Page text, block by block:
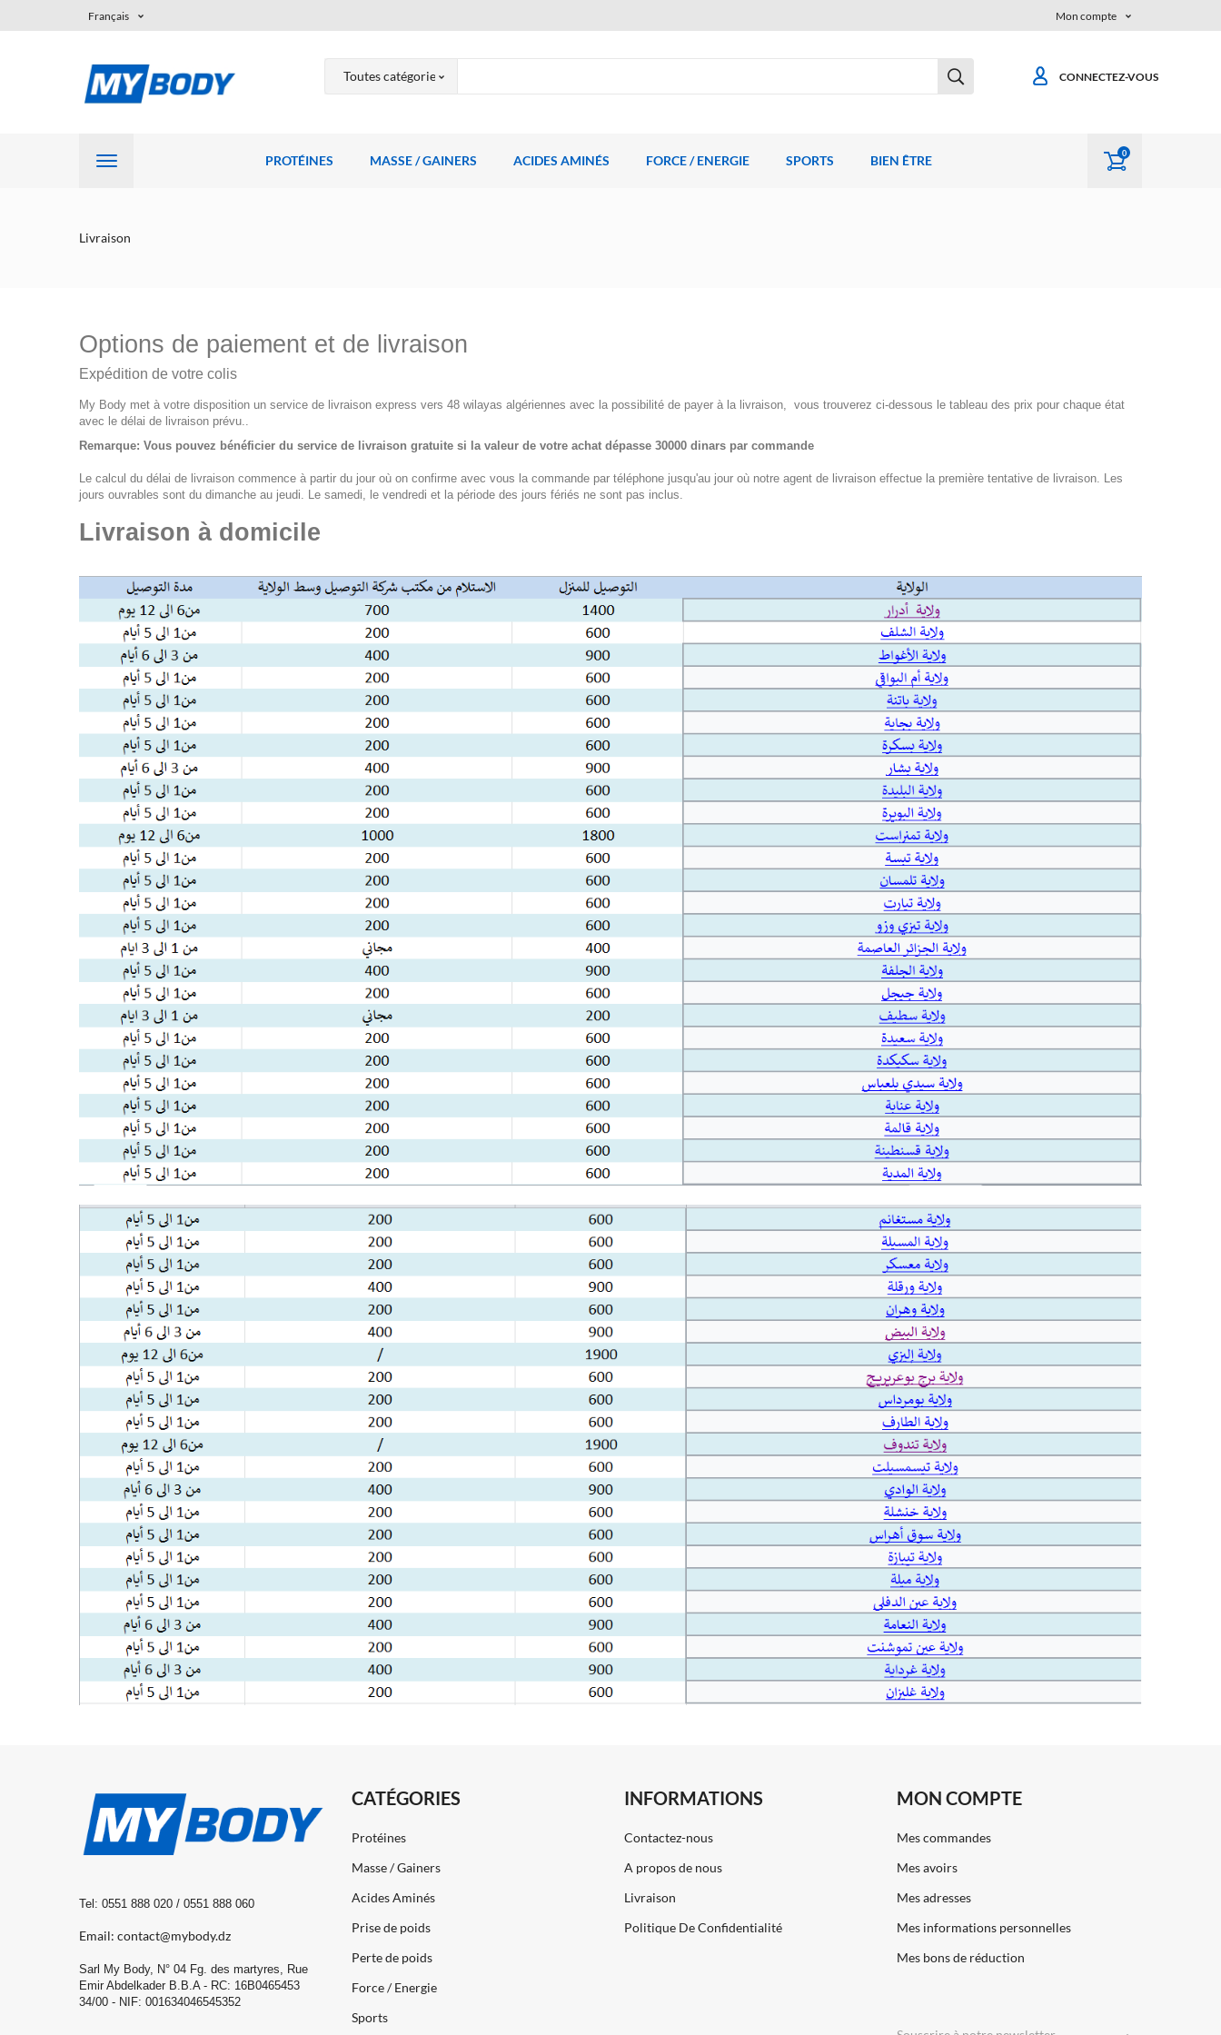
Mon compte
Français
CONNECTEZ-VOUS
PROTÉINES MASSE / GAINERS ACIDES AMINÉS FORCE / ENERGIE SPORTS BIEN ÊTRE 0
Livraison
Options de paiement et de livraison
Expédition de votre colis
My Body met à votre disposition un service de livraison express vers 48 wilayas algériennes avec la possibilité de payer à la livraison, vous trouverez ci-dessous le tableau des prix pour chaque état
avec le délai de livraison prévu..
Remarque: Vous pouvez bénéficier du service de livraison gratuite si la valeur de votre achat dépasse 30000 dinars par commande
Le calcul du délai de livraison commence à partir du jour où on confirme avec vous la commande par téléphone jusqu'au jour où notre agent de livraison effectue la première tentative de livraison. Les
jours ouvrables sont du dimanche au jeudi. Le samedi, le vendredi et la période des jours fériés ne sont pas inclus.
Livraison à domicile
Tel: 0551 888 020 / 0551 888 060
Email: contact@mybody.dz
Sarl My Body, N° 04 Fg. des martyres, Rue
Emir Abdelkader B.B.A - RC: 16B0465453
34/00 - NIF: 001634046545352
CATÉGORIES
Protéines
Masse / Gainers
Acides Aminés
Prise de poids
Perte de poids
Force / Energie
Sports
INFORMATIONS
Contactez-nous
A propos de nous
Livraison
Politique De Confidentialité
MON COMPTE
Mes commandes
Mes avoirs
Mes adresses
Mes informations personnelles
Mes bons de réduction